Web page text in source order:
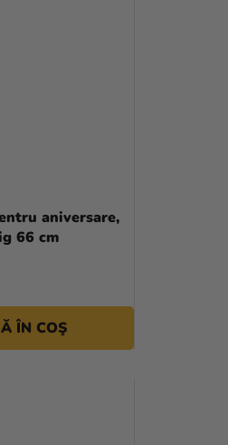
aniversare,
66 cm
ÎN COŞ